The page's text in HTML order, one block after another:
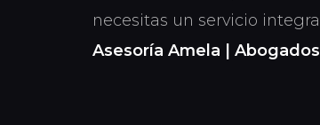
necesitas un servicio
Asesoría Amela |